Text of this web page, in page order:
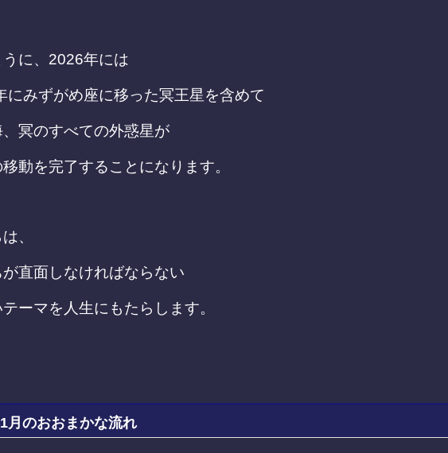
うに、2026年には
にみずがめ座に移った冥王星を含めて
、冥のすべての外惑星が
動を完了することになります。
、
直面しなければならない
ーマを人生にもたらします。
月のおおまかな流れ